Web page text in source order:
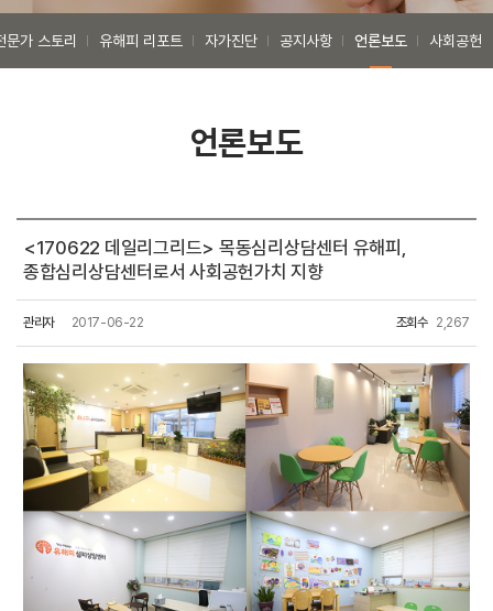
문가 스토리 유해피 리포트 자가진단 공지사항 언론보도 사회공헌
언론보도
<170622 데일리그리드> 목동심리상담센터 유해피,
종합심리상담센터로서 사회공헌가치 지향
관리자 2017-06-22 조회수 2,267